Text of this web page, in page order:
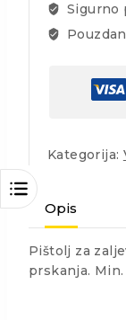
Sigurno
Kategorija:
Opis
Pištolj za
prskanja.